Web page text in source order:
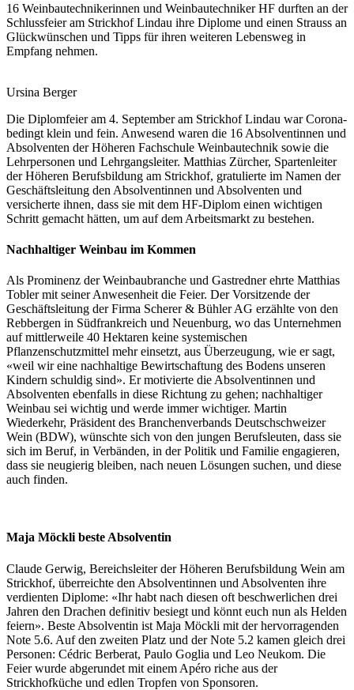
16 Weinbautechnikerinnen und Weinbautechniker HF durften an der
Schlussfeier am Strickhof Lindau ihre Diplome und einen Strauss an
Glückwünschen und Tipps für ihren weiteren Lebensweg in
Empfang nehmen.
Ursina Berger
Die Diplomfeier am 4. September am Strickhof Lindau war Corona-
bedingt klein und fein. Anwesend waren die 16 Absolventinnen und
Absolventen der Höheren Fachschule Weinbautechnik sowie die
Lehrpersonen und Lehrgangsleiter. Matthias Zürcher, Spartenleiter
der Höheren Berufsbildung am Strickhof, gratulierte im Namen der
Geschäftsleitung den Absolventinnen und Absolventen und
versicherte ihnen, dass sie mit dem HF-Diplom einen wichtigen
Schritt gemacht hätten, um auf dem Arbeitsmarkt zu bestehen.
Nachhaltiger Weinbau im Kommen
Als Prominenz der Weinbaubranche und Gastredner ehrte Matthias
Tobler mit seiner Anwesenheit die Feier. Der Vorsitzende der
Geschäftsleitung der Firma Scherer & Bühler AG erzählte von den
Rebbergen in Südfrankreich und Neuenburg, wo das Unternehmen
auf mittlerweile 40 Hektaren keine systemischen
Pflanzenschutzmittel mehr einsetzt, aus Überzeugung, wie er sagt,
«weil wir eine nachhaltige Bewirtschaftung des Bodens unseren
Kindern schuldig sind». Er motivierte die Absolventinnen und
Absolventen ebenfalls in diese Richtung zu gehen; nachhaltiger
Weinbau sei wichtig und werde immer wichtiger. Martin
Wiederkehr, Präsident des Branchenverbands Deutschschweizer
Wein (BDW), wünschte sich von den jungen Berufsleuten, dass sie
sich im Beruf, in Verbänden, in der Politik und Familie engagieren,
dass sie neugierig bleiben, nach neuen Lösungen suchen, und diese
auch finden.
Maja Möckli beste Absolventin
Claude Gerwig, Bereichsleiter der Höheren Berufsbildung Wein am
Strickhof, überreichte den Absolventinnen und Absolventen ihre
verdienten Diplome: «Ihr habt nach diesen oft beschwerlichen drei
Jahren den Drachen definitiv besiegt und könnt euch nun als Helden
feiern». Beste Absolventin ist Maja Möckli mit der hervorragenden
Note 5.6. Auf den zweiten Platz und der Note 5.2 kamen gleich drei
Personen: Cédric Berberat, Paulo Goglia und Leo Neukom. Die
Feier wurde abgerundet mit einem Apéro riche aus der
Strickhofküche und edlen Tropfen von Sponsoren.